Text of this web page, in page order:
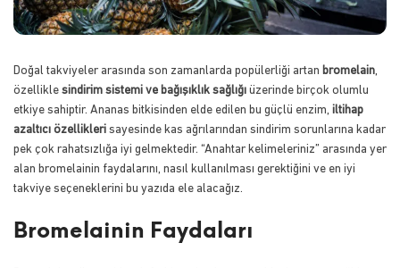
Doğal takviyeler arasında son zamanlarda popülerliği artan bromelain,
özellikle sindirim sistemi ve bağışıklık sağlığı üzerinde birçok olumlu
etkiye sahiptir. Ananas bitkisinden elde edilen bu güçlü enzim, iltihap
azaltıcı özellikleri sayesinde kas ağrılarından sindirim sorunlarına kadar
pek çok rahatsızlığa iyi gelmektedir. “Anahtar kelimeleriniz” arasında yer
alan bromelainin faydalarını, nasıl kullanılması gerektiğini ve en iyi
takviye seçeneklerini bu yazıda ele alacağız.
Bromelainin Faydaları